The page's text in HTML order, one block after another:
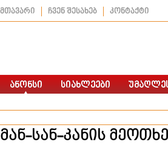
მთავარი ჩვენ შესახებ კონტაქტი
მან-სან-კანის